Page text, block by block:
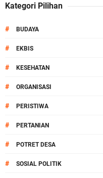
Kategori Pilihan
# BUDAYA
# EKBIS
# KESEHATAN
# ORGANISASI
# PERISTIWA
# PERTANIAN
# POTRET DESA
# SOSIAL POLITIK